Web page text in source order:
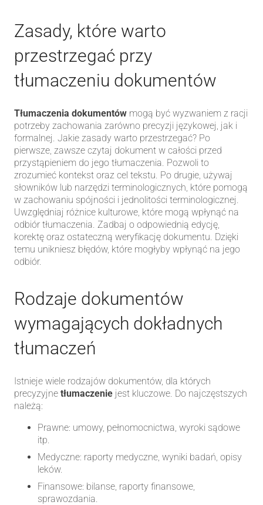
Zasady, które warto
przestrzegać przy
tłumaczeniu dokumentów
Tłumaczenia dokumentów mogą być wyzwaniem z racji
potrzeby zachowania zarówno precyzji językowej, jak i
formalnej. Jakie zasady warto przestrzegać? Po
pierwsze, zawsze czytaj dokument w całości przed
przystąpieniem do jego tłumaczenia. Pozwoli to
zrozumieć kontekst oraz cel tekstu. Po drugie, używaj
słowników lub narzędzi terminologicznych, które pomogą
w zachowaniu spójności i jednolitości terminologicznej.
Uwzględniaj różnice kulturowe, które mogą wpłynąć na
odbiór tłumaczenia. Zadbaj o odpowiednią edycję,
korektę oraz ostateczną weryfikację dokumentu. Dzięki
temu unikniesz błędów, które mogłyby wpłynąć na jego
odbiór.
Rodzaje dokumentów
wymagających dokładnych
tłumaczeń
Istnieje wiele rodzajów dokumentów, dla których
precyzyjne tłumaczenie jest kluczowe. Do najczęstszych
należą:
Prawne: umowy, pełnomocnictwa, wyroki sądowe
itp.
Medyczne: raporty medyczne, wyniki badań, opisy
leków.
Finansowe: bilanse, raporty finansowe,
sprawozdania.